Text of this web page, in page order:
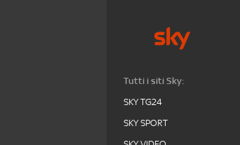
Tutti i siti Sky:
SKY TG24
SKY SPORT